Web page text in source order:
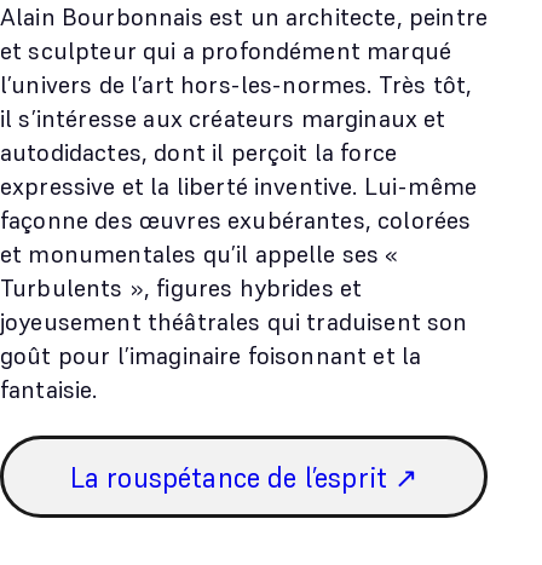
Alain Bourbonnais est un architecte, peintre
et sculpteur qui a profondément marqué
l’univers de l’art hors-les-normes. Très tôt,
il s’intéresse aux créateurs marginaux et
autodidactes, dont il perçoit la force
expressive et la liberté inventive. Lui-même
façonne des œuvres exubérantes, colorées
et monumentales qu’il appelle ses «
Turbulents », figures hybrides et
joyeusement théâtrales qui traduisent son
goût pour l’imaginaire foisonnant et la
fantaisie.
La rouspétance de l’esprit ↗